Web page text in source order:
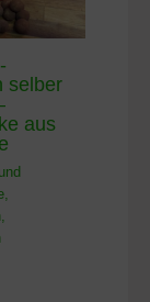
selber
aus
,
,